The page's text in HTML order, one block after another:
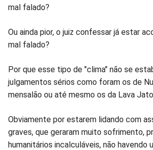
mal falado?
Ou ainda pior, o juiz confessar já estar
mal falado?
Por que esse tipo de "clima" não se
julgamentos sérios como foram os de
mensalão ou até mesmo os da Lava
Obviamente por estarem lidando com
graves, que geraram muito sofrimento,
humanitários incalculáveis, não havendo